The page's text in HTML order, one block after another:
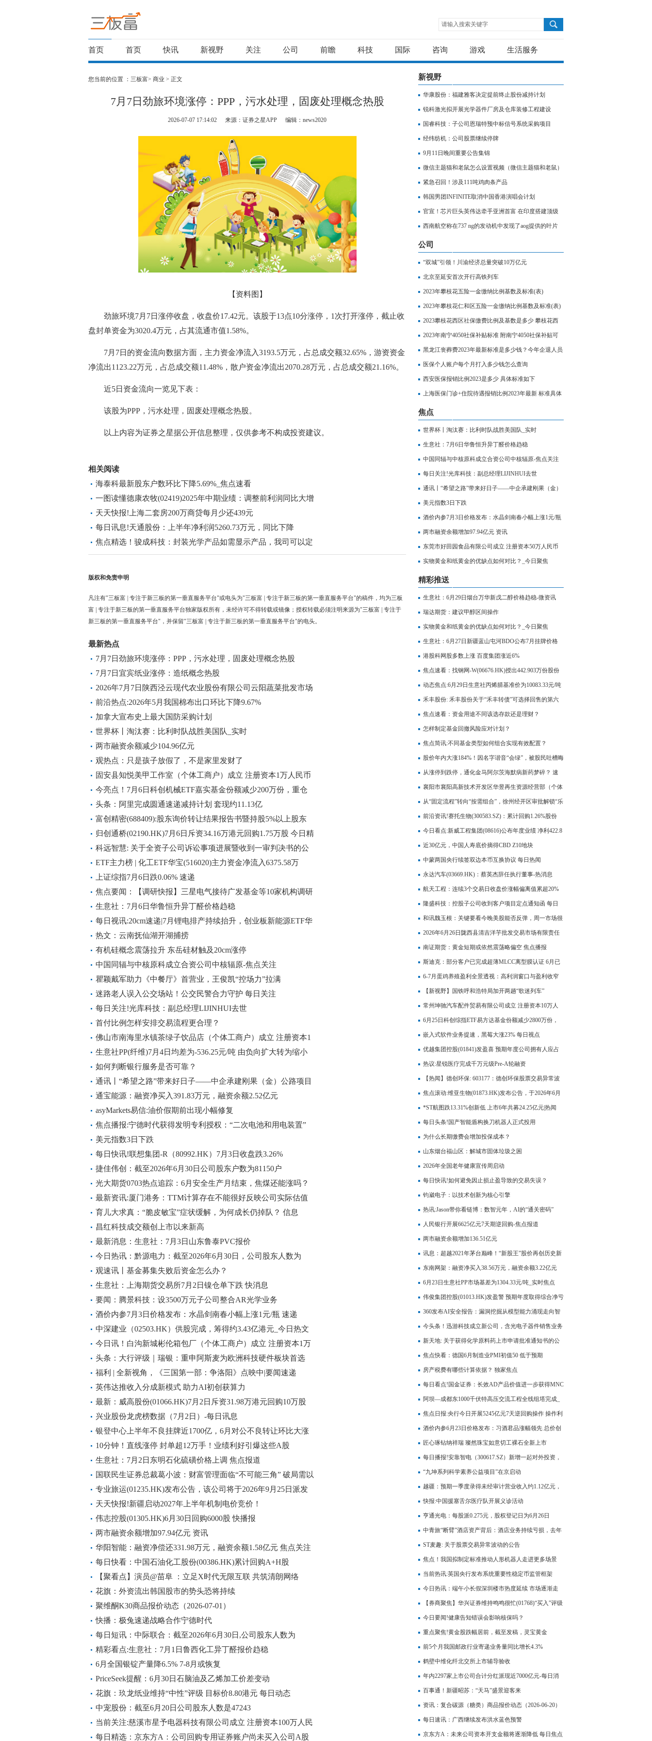
请输入搜索关键字
首页 首页 快讯 新视野 关注 公司 前瞻 科技 国际 咨询 游戏 生活服务
您当前的位置 ： 三板富> 商业 > 正文
7月7日劲旅环境涨停：PPP，污水处理，固废处理概念热股
2026-07-07 17:14:02 来源：证券之星APP 编辑：news2020
【资料图】
劲旅环境7月7日涨停收盘，收盘价17.42元。该股于13点10分涨停，1次打开涨停，截止收
盘封单资金为3020.4万元，占其流通市值1.58%。
7月7日的资金流向数据方面，主力资金净流入3193.5万元，占总成交额32.65%，游资资金
净流出1123.22万元，占总成交额11.48%，散户资金净流出2070.28万元，占总成交额21.16%。
近5日资金流向一览见下表：
该股为PPP，污水处理，固废处理概念热股。
以上内容为证券之星据公开信息整理，仅供参考不构成投资建议。
相关阅读
海泰科最新股东户数环比下降5.69%_焦点速看
一图读懂德康农牧(02419)2025年中期业绩：调整前利润同比大增
250.6%至12.73亿元 今日观点
天天快报!上海二套房200万商贷每月少还439元
每日讯息!天通股份：上半年净利润5260.73万元，同比下降
33.29%
焦点精选！骏成科技：封装光学产品如需显示产品，我司可以定
制开发
版权和免责申明
凡注有"三板富 | 专注于新三板的第一垂直服务平台"或电头为"三板富 | 专注于新三板的第一垂直服务平台"的稿件，均为三板
富 | 专注于新三板的第一垂直服务平台独家版权所有，未经许可不得转载或镜像；授权转载必须注明来源为"三板富 | 专注于
新三板的第一垂直服务平台"，并保留"三板富 | 专注于新三板的第一垂直服务平台"的电头。
最新热点
7月7日劲旅环境涨停：PPP，污水处理，固废处理概念热股
7月7日宜宾纸业涨停：造纸概念热股
2026年7月7日陕西泾云现代农业股份有限公司云阳蔬菜批发市场
价格行情|每日热门
前沿热点:2026年5月我国棉布出口环比下降9.67%
加拿大宣布史上最大国防采购计划
世界杯丨淘汰赛：比利时队战胜美国队_实时
两市融资余额减少104.96亿元
观热点：只是孩子放假了，不是家里发财了
固安县知悦美甲工作室（个体工商户）成立 注册资本1万人民币
今日热搜
今亮点！7月6日科创机械ETF嘉实基金份额减少200万份，重仓
股中控技术、绿的谐波、铂力特
头条：阿里完成圆通速递减持计划 套现约11.13亿
富创精密(688409):股东询价转让结果报告书暨持股5%以上股东
权益变动触及1%整数倍的提示性公告
归创通桥(02190.HK)7月6日斥资34.16万港元回购1.75万股 今日精
选
科远智慧: 关于全资子公司诉讼事项进展暨收到一审判决书的公
告
ETF主力榜 | 化工ETF华宝(516020)主力资金净流入6375.58万
元，居可比基金前2-20260706_新动态
上证综指7月6日跌0.06% 速递
焦点要闻：【调研快报】三星电气接待广发基金等10家机构调研
生意社：7月6日华鲁恒升异丁醛价格趋稳
每日视讯:20cm速递|7月锂电排产持续抬升，创业板新能源ETF华
夏(159368)费率同类最低
热文：云南抚仙湖开湖捕捞
有机硅概念震荡拉升 东岳硅材触及20cm涨停
中国同辐与中核原科成立合资公司中核辐原-焦点关注
瞿颖戴军助力《中餐厅》首营业，王俊凯“控场力”拉满
迷路老人误入公交场站！公交民警合力守护 每日关注
每日关注!光库科技：副总经理LIJINHUI去世
首付比例怎样安排交易流程更合理？
佛山市南海里水镇茶绿子饮品店（个体工商户）成立 注册资本1
万人民币
生意社PP(纤维)7月4日均差为-536.25元/吨 由负向扩大转为缩小
每日热议
如何判断银行服务是否可靠？
通讯丨“希望之路”带来好日子——中企承建刚果（金）公路项目
见闻
通宝能源：融资净买入391.83万元，融资余额2.52亿元
asyMarkets易信:油价假期前出现小幅修复
焦点播报:宁德时代获得发明专利授权：“二次电池和用电装置”
美元指数3日下跌
每日快讯!联想集团-R（80992.HK）7月3日收盘跌3.26%
捷佳伟创：截至2026年6月30日公司股东户数为81150户
光大期货0703热点追踪：6月安全生产月结束，焦煤还能涨吗？
最新资讯:厦门港务：TTM计算存在不能很好反映公司实际估值
的情况
育儿大求真：“脆皮敏宝”症状缓解，为何成长仍掉队？ 信息
昌红科技成交额创上市以来新高
最新消息：生意社：7月3日山东鲁泰PVC报价
今日热讯：黔源电力：截至2026年6月30日，公司股东人数为
20,998.00户
观速讯丨基金募集失败后资金怎么办？
生意社：上海期货交易所7月2日镍仓单下跌 快消息
要闻：腾景科技：设3500万元子公司整合AR光学业务
酒价内参7月3日价格发布：水晶剑南春小幅上涨1元/瓶 速递
中深建业（02503.HK）供股完成，筹得约3.43亿港元_今日热文
今日讯！白沟新城彬伦箱包厂（个体工商户）成立 注册资本1万
人民币
头条：大行评级｜瑞银：重申阿斯麦为欧洲科技硬件板块首选
股，目标价2100欧元
福利 | 全新视角，《三国第一部：争洛阳》点映中|要闻速递
英伟达推收入分成新模式 助力AI初创获算力
最新：威高股份(01066.HK)7月2日斥资31.98万港元回购10万股
兴业股份龙虎榜数据（7月2日）-每日讯息
银登中心上半年不良挂牌近1700亿，6月对公不良转让环比大涨
349%_独家焦点
10分钟！直线涨停 封单超12万手！业绩利好引爆这些A股
生意社：7月2日东明石化硫磺价格上调 焦点报道
国联民生证券总裁葛小波：财富管理面临“不可能三角” 破局需以
资产配置为核心 前沿资讯
专业旅运(01235.HK)发布公告，该公司将于2026年9月25日派发
末期股息每股0.01港元
天天快报!新疆启动2027年上半年机制电价竞价！
伟志控股(01305.HK)6月30日回购6000股 快播报
两市融资余额增加97.94亿元 资讯
华阳智能：融资净偿还331.98万元，融资余额1.58亿元 焦点关注
每日快看：中国石油化工股份(00386.HK)累计回购A+H股
8294.92万股
【聚看点】演员@苗阜 ：立足X时代无限互联 共筑清朗网络
花旗：外资流出韩国股市的势头恐将持续
聚维酮K30商品报价动态（2026-07-01）
快播：极兔速递战略合作宁德时代
每日短讯：中际联合：截至2026年6月30日,公司股东人数为
21,737人
精彩看点:生意社：7月1日鲁西化工异丁醛报价趋稳
6月全国银锭产量降6.5% 7-8月或恢复
PriceSeek提醒：6月30日石脑油及乙烯加工价差变动
花旗：玖龙纸业维持“中性”评级 目标价8.80港元 每日动态
中宠股份：截至6月20日公司股东人数是47243
当前关注:慈溪市星予电器科技有限公司成立 注册资本100万人民
币
每日精选：京东方A：公司回购专用证券账户尚未买入公司A股
新视野
华康股份：福建雅客决定提前终止股份减持计划
锐科激光拟开展光学器件厂房及仓库装修工程建设
国睿科技：子公司恩瑞特预中标信号系统采购项目
经纬纺机：公司股票继续停牌
9月11日晚间重要公告集锦
微信主题猫和老鼠怎么设置视频（微信主题猫和老鼠）
紧急召回！涉及111吨鸡肉条产品
韩国男团INFINITE取消中国香港演唱会计划
官宣！芯片巨头英伟达牵手亚洲首富 在印度搭建顶级
超算、炼制本土大模型
西南航空称在737 ng的发动机中发现了aog提供的叶片
公司
“双城”引领！川渝经济总量突破10万亿元
北京至延安首次开行高铁列车
2023年攀枝花五险一金缴纳比例基数及标准(表)
2023年攀枝花仁和区五险一金缴纳比例基数及标准(表)
2023攀枝花西区社保缴费比例及基数是多少 攀枝花西
区社保缴费标准表
2023年南宁4050社保补贴标准 附南宁4050社保补贴可
以享受几年
黑龙江丧葬费2023年最新标准是多少钱？今年企退人员
丧葬费领多少钱？
医保个人账户每个月打入多少钱怎么查询
西安医保报销比例2023是多少 具体标准如下
上海医保门诊+住院待遇报销比例2023年最新 标准具体
如下
焦点
世界杯丨淘汰赛：比利时队战胜美国队_实时
生意社：7月6日华鲁恒升异丁醛价格趋稳
中国同辐与中核原科成立合资公司中核辐原-焦点关注
每日关注!光库科技：副总经理LIJINHUI去世
通讯丨“希望之路”带来好日子——中企承建刚果（金）
公路项目见闻
美元指数3日下跌
酒价内参7月3日价格发布：水晶剑南春小幅上涨1元/瓶
速递
两市融资余额增加97.94亿元 资讯
东莞市好田园食品有限公司成立 注册资本50万人民币
实物黄金和纸黄金的优缺点如何对比？_今日聚焦
精彩推送
生意社：6月29日烟台万华新戊二醇价格趋稳-微资讯
瑞达期货：建议甲醇区间操作
实物黄金和纸黄金的优缺点如何对比？_今日聚焦
生意社：6月27日新疆蓝山屯河BDO公布7月挂牌价格
港股科网股多数上涨 百度集团涨近6%
焦点速看：找钢网-W(06676.HK)授出442.903万份股份
奖励
动态焦点:6月29日生意社丙烯腈基准价为10083.33元/吨
禾丰股份: 禾丰股份关于“禾丰转债”可选择回售的第六
次提示性公告
焦点速看：资金用途不同该选存款还是理财？
怎样制定基金回撤风险应对计划？
焦点简讯:不同基金类型如何组合实现有效配置？
股价年内大涨184%！因名字谐音“会绿”，被股民吐槽晦
气，001267最新回应：审慎考虑更名 当前热讯
从涨停到跌停，通化金马阿尔茨海默病新药梦碎？ 速
读
襄阳市襄阳高新技术开发区华昱再生资源经营部（个体
工商户）成立 注册资本3万人民币|今日聚焦
从“固定流程”转向“按需组合”，徐州经开区审批解锁“乐
高模式”-当前资讯
前沿资讯!赛托生物(300583.SZ)：累计回购1.26%股份
回购股份方案已实施完毕
今日看点:新威工程集团(08616)公布年度业绩 净利422.8
万港元 同比扭亏为盈
近30亿元，中国人寿底价摘得CBD Z10地块
中蒙两国央行续签双边本币互换协议 每日热闻
永达汽车(03669.HK)：蔡英杰辞任执行董事-热消息
航天工程：连续3个交易日收盘价涨幅偏离值累超20%
隆盛科技：控股子公司收到客户项目定点通知函 每日
观察
和讯魏玉根：关键要看今晚美股能否反弹，周一市场很
有可能高开高走
2026年6月26日陇西县清吉洋芋批发交易市场有限责任
公司价格行情
南证期货：黄金短期或依然震荡略偏空 焦点播报
斯迪克：部分客户已完成超薄MLCC离型膜认证 6月已
实现小批量供货-聚焦
6-7月蛋鸡养殖盈利全景透视：高利润窗口与盈利收窄
的周期切换 焦点播报
【新视野】国铁呼和浩特局加开两趟“歌迷列车”
常州坤驰汽车配件贸易有限公司成立 注册资本10万人
民币 今日热搜
6月25日科创综指ETF易方达基金份额减少2800万份，
重仓股海光信息、寒武纪、摩尔线程
嵌入式软件业务提速，黑莓大涨23% 每日视点
优越集团控股(01841)发盈喜 预期年度公司拥有人应占
溢利约300万港元 同比扭亏为盈
热议:星锐医疗完成千万元级Pre-A轮融资
【热闻】德创环保: 603177：德创环保股票交易异常波
动公告
焦点滚动:维亚生物(01873.HK)发布公告，于2026年6月
25日，该公司斥资372.19万港元回购350万股
*ST航图跌13.31%创新低 上市6年共募24.25亿元|热闻
每日头条!国产智能盾构换刀机器人正式投用
为什么长期缴费会增加投保成本？
山东烟台福山区：解城市固体垃圾之困
2026年全国老年健康宣传周启动
每日快讯!如何避免因止损止盈导致的交易失误？
钧崴电子：以技术创新为核心引擎
热讯:Jason带你看链博：数智元年，AI的“通关密码”
人民银行开展6625亿元7天期逆回购-焦点报道
两市融资余额增加136.51亿元
讯息：超越2021年茅台巅峰！“新股王”股价再创历史新
高 2个月已完成30倍跃升
东南网架：融资净买入38.56万元，融资余额3.22亿元
6月23日生意社PP市场基差为1304.33元/吨_实时焦点
伟俊集团控股(01013.HK)发盈警 预期年度取得综合净亏
损同比增加至不低于4000万港元
360发布AI安全报告：漏洞挖掘从模型能力涌现走向智
能体工程实战
今头条！迅游科技成立新公司，含光电子器件销售业务
新天地: 关于获得化学原料药上市申请批准通知书的公
告
焦点快看：德国6月制造业PMI初值50 低于预期
房产税费有哪些计算依据？ 独家焦点
每日看点!国金证券：长效AD产品价值进一步获得MNC
验证 维持康诺亚-B“买入”评级
阿坝—成都东1000千伏特高压交流工程全线组塔完成_
每日信息
焦点日报:央行今日开展5245亿元7天逆回购操作 操作利
率为1.40%
酒价内参6月23日价格发布：习酒君品涨幅领先 总价创
三日新低
匠心琢钻纳祥瑞 璨然珠宝如意切工裸石全新上市
每日播报!安靠智电（300617.SZ）新增一起对外投资，
被投资公司为安靠电力科技（济南）有限公司
“九坤系列科学素养公益项目”在京启动
越疆：预期一季度录得未经审计营业收入约1.12亿元，
同比增加约111%
快报:中国援塞舌尔医疗队开展义诊活动
亨通光电：每股派0.275元，股权登记日为6月26日
中青旅“断臂”酒店资产背后：酒店业务持续亏损，去年
扣非净利下降逾三成
ST麦趣: 关于股票交易异常波动的公告
焦点！我国拟制定标准推动人形机器人走进更多场景
当前热讯:英国央行发布系统重要性稳定币监管框架
2027年起允许稳定币在英国合规运营
今日热讯：端午小长假深圳楼市热度延续 市场逐渐走
向“活跃期”
【券商聚焦】华兴证券维持鸣鸣很忙(01768)“买入”评级
焦点速讯
今日要闻!健康告知错误会影响核保吗？
重点聚焦!黄金股跌幅居前，截至发稿，灵宝黄金
(03330.HK)跌7.03%，报13.76港元
前5个月我国邮政行业寄递业务量同比增长4.3%
鹤壁中维化纤北交所上市辅导验收
年内2297家上市公司合计分红派现近7000亿元-每日消
息
百事通！新疆昭苏：“天马”盛景迎客来
资讯：复合碳源（糖类）商品报价动态（2026-06-20）
每日速讯：广西继续发布洪水蓝色预警
京东方A：未来公司资本开支金额将逐渐降低 每日焦点